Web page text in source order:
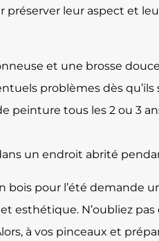
leur aspect et
et une brosse
problèmes dès
peinture tous les 2 ou 3
un endroit abrité
pour l’été demande
esthétique. N’oubliez
à vos pinceaux et